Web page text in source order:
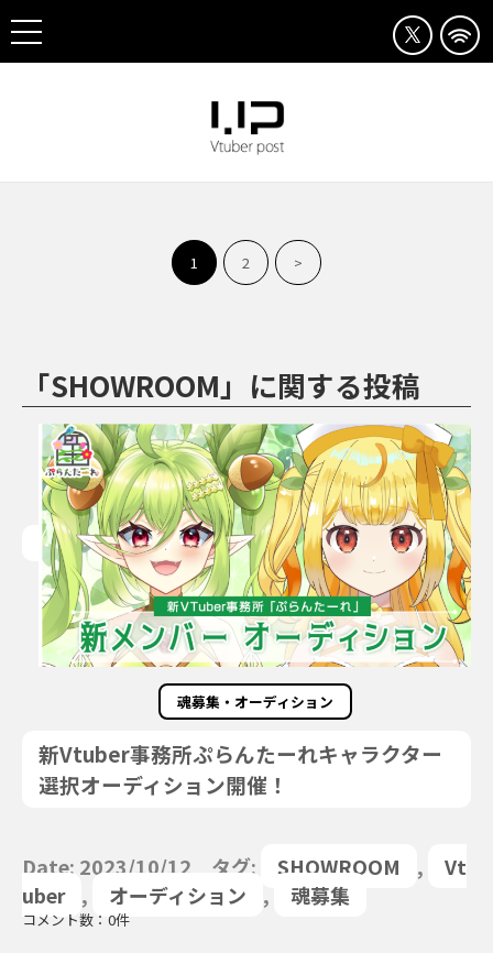
1 2 >
「SHOWROOM」に関する投稿
魂募集・オーディション
新Vtuber事務所ぷらんたーれキャラクター
選択オーディション開催！
Date: 2023/10/12 タグ: SHOWROOM ,
Vt
uber
, オーディション , 魂募集
コメント数：0件